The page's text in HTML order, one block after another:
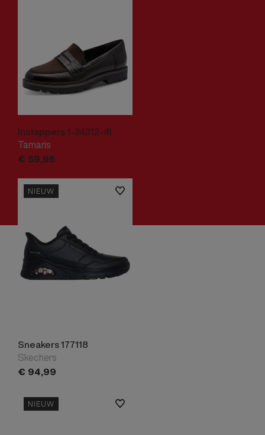
Instappers 1-24312-41
Tamaris
€ 59,95
NIEUW
Sneakers 177118
Skechers
€ 94,99
NIEUW